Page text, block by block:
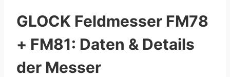
GLOCK Feldmesser FM78
+ FM81: Daten & Details
der Messer